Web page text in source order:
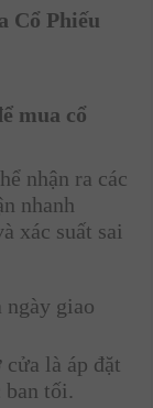
Cổ Phiếu
mua cổ
nhận ra các
nhanh
xác suất sai
ngày giao
là áp đặt
ban tối.